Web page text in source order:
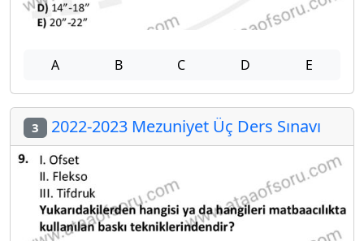
A B C D E
3 2022-2023 Mezuniyet Üç Ders Sınavı